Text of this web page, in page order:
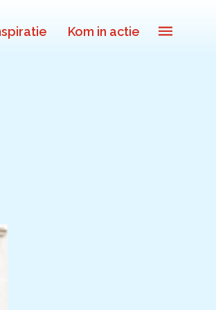
Kom in actie